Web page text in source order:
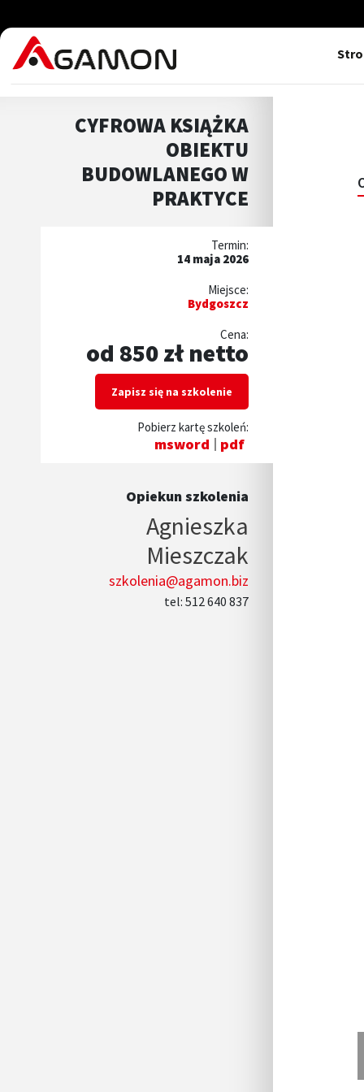
CYFROWA KSIĄŻKA
OBIEKTU
BUDOWLANEGO W
PRAKTYCE
Termin:
14 maja 2026
Miejsce:
Bydgoszcz
Cena:
od 850 zł netto
Zapisz się na szkolenie
Pobierz kartę szkoleń:
msword pdf
Opiekun szkolenia
Agnieszka
Mieszczak
szkolenia@agamon.biz
tel: 512 640 837